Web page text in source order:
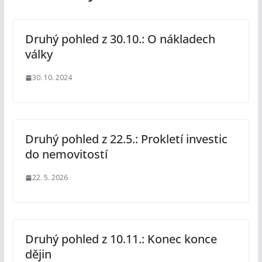
Druhý pohled z 30.10.: O nákladech
války
30. 10. 2024
Druhý pohled z 22.5.: Prokletí investic
do nemovitostí
22. 5. 2026
Druhý pohled z 10.11.: Konec konce
dějin